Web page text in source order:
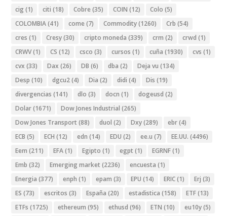
cig (1) citi (18) Cobre (35) COIN (12) Colo (5)
COLOMBIA(41) come (7) Commodity(1260) Crb (54)
cres (1) Cresy(30) cripto moneda (339) crm (2) crwd (1)
CRWV(1) CS (12) csco (3) cursos (1) cuña (1930) cvs (1)
cvx (33) Dax (26) DB (6) dba (2) Deja vu (134)
Desp (10) dgcu2(4) Dia (2) didi (4) Dis (19)
divergencias (141) dlo (3) docn (1) dogeusd (2)
Dolar(1671) Dow Jones Industrial (265)
Dow Jones Transport (88) duol (2) Dxy(289) ebr(4)
ECB (5) ECH (12) edn (14) EDU (2) ee.u (7) EE.UU. (4496)
Eem (211) EFA(1) Egipto (1) egpt (1) EGRNF(1)
Emb (32) Emerging market (2236) encuesta (1)
Energia (377) enph (1) epam (3) EPU (14) ERIC(1) Erj (3)
ES (73) escritos (3) España (20) estadistica (158) ETF(13)
ETFs (1725) ethereum (95) ethusd (96) ETN (10) eu10y(5)